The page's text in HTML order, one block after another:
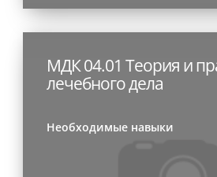
МДК 04.01 Теория и
лечебного дела
Необходимые навыки